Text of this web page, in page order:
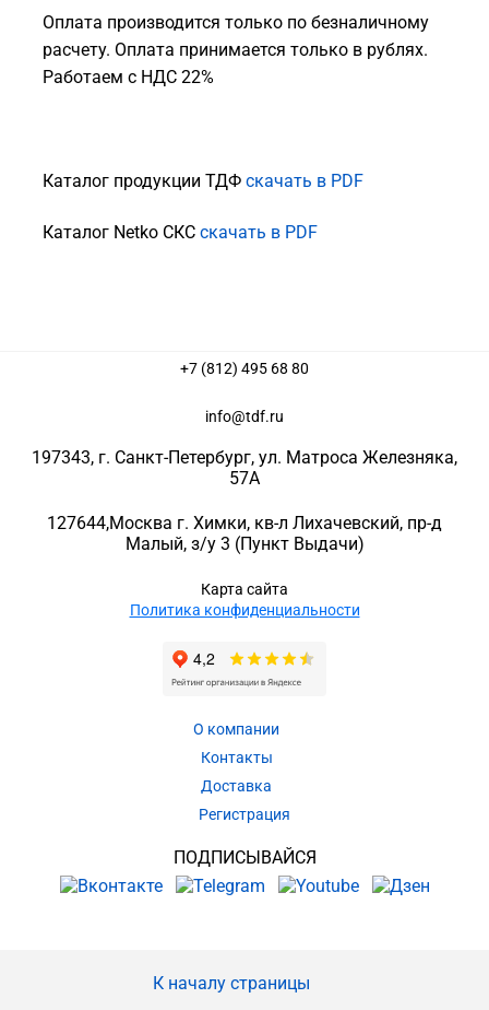
Оплата производится только по безналичному
расчету. Оплата принимается только в рублях.
Работаем с НДС 22%
Каталог продукции ТДФ скачать в PDF
Каталог Netko СКС скачать в PDF
+7 (812) 495 68 80
info@tdf.ru
197343, г. Санкт-Петербург, ул. Матроса Железняка,
57A
127644,Москва г. Химки, кв-л Лихачевский, пр-д
Малый, з/у 3 (Пункт Выдачи)
Карта сайта
Политика конфиденциальности
О компании
Контакты
Доставка
Регистрация
ПОДПИСЫВАЙСЯ
К началу страницы